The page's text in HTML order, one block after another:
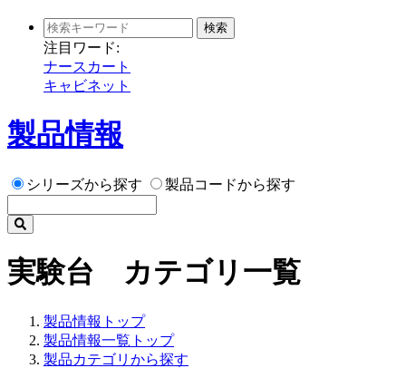
検索
注目ワード:
ナースカート
キャビネット
製品情報
シリーズから探す 製品コードから探す
実験台 カテゴリ一覧
製品情報トップ
製品情報一覧トップ
製品カテゴリから探す